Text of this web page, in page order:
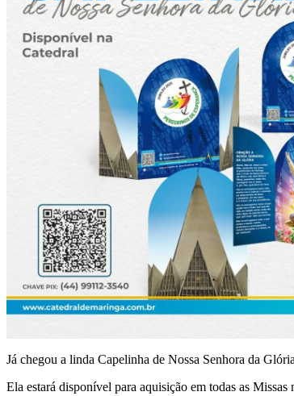
Já chegou a linda Capelinha de Nossa Senhora da
Ela estará disponível para aquisição em todas as